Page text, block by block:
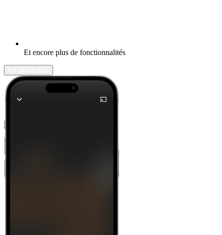
Et encore plus de fonctionnalités